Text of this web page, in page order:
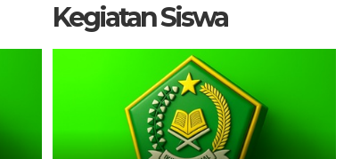
Kegiatan Siswa